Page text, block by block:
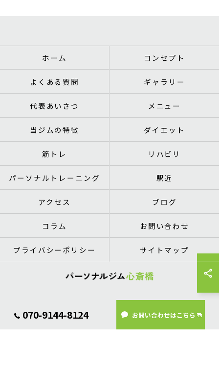
070-9144-8124 お問い合わせはこちら
ホーム コンセプト
よくある質問 ギャラリー
代表あいさつ メニュー
当ジムの特徴 ダイエット
筋トレ リハビリ
パーソナルトレーニング 駅近
アクセス ブログ
コラム お問い合わせ
プライバシーポリシー サイトマップ
© 2026 大阪府心斎橋のパーソナルトレーニングならパーソナルジム心斎橋 ALL
RIGHTS RESERVED.